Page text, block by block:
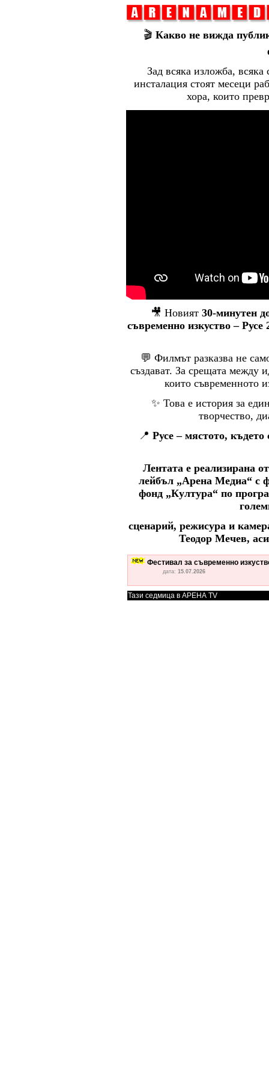
🎬 Какво не вижда
Зад всяка изложба,
инсталация стоят месеци
хора, които
🎥 Новият 30-минутен
съвременно изкуство – Русе
💬 Филмът разказва не
създават. За срещата между
които съвременното
✨ Това е история за
творчество,
📍 Русе – мястото,
Лентата е реализирана
лейбъл „Арена Медиа“ с
фонд „Култура“ по
сценарий, режисура и
Теодор Мечев,
Фестивал за съвременно
дата: 15.07.2026
Тази седмица в АРЕНА TV